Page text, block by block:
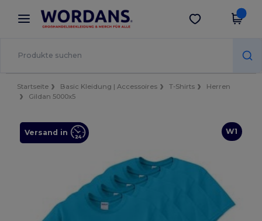
× Wordans App
Bessere Preise in der App!
App holen
Startseite Basic Kleidung | Accessoires T-Shirts
Herren
Gildan 5000x5
W1
Versand in